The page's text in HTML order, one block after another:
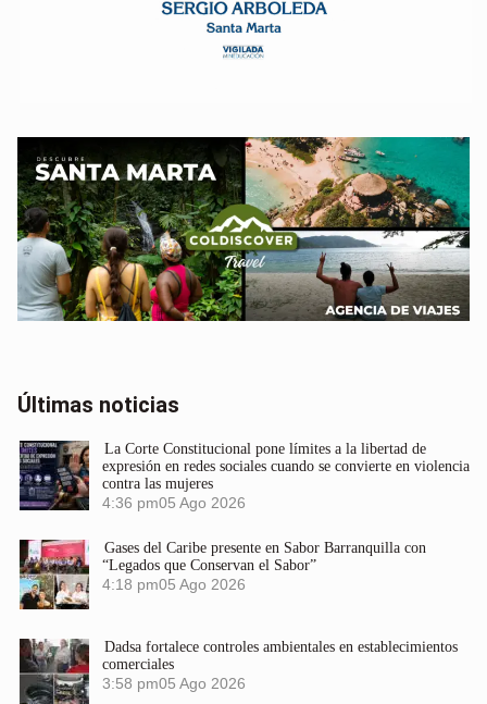
Últimas noticias
La Corte Constitucional pone límites a la libertad de
expresión en redes sociales cuando se convierte en violencia
contra las mujeres
4:36 pm05 Ago 2026
Gases del Caribe presente en Sabor Barranquilla con
“Legados que Conservan el Sabor”
4:18 pm05 Ago 2026
Dadsa fortalece controles ambientales en establecimientos
comerciales
3:58 pm05 Ago 2026